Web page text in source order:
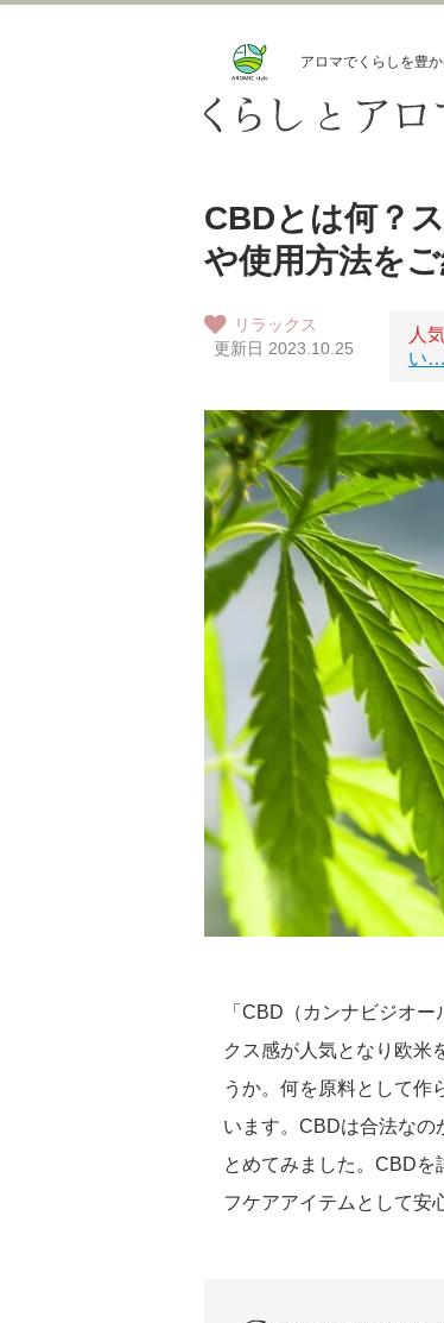
アロマでくらしを豊
CBDとは何？
や使用方法を
リラックス
更新日 2023.10.25
人
い…
「CBD（カンナビジオ
クス感が人気となり欧米
うか。何を原料として作
います。CBDは合法なの
とめてみました。CBD
フケアアイテムとして安